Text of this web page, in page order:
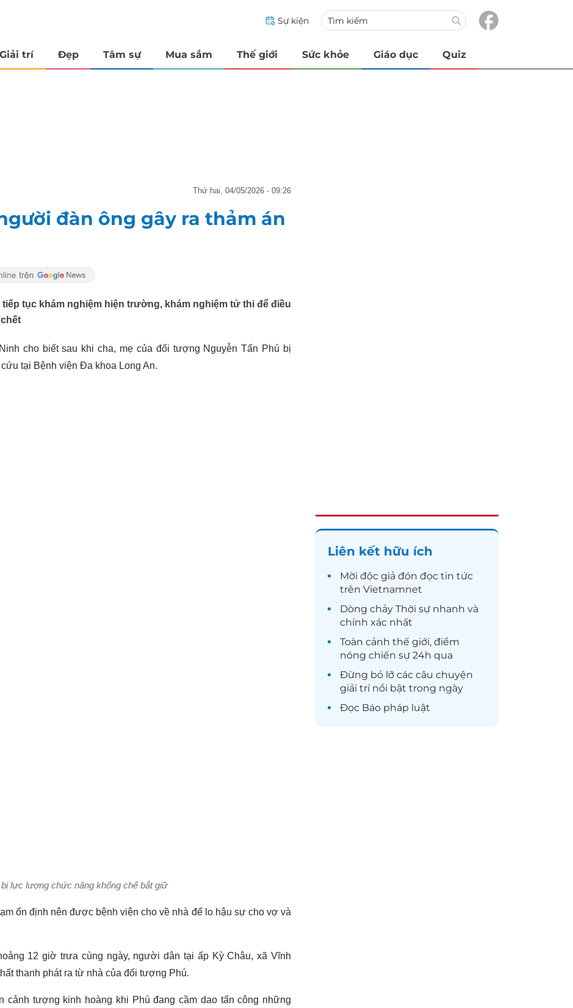
Sự kiện
Giải trí Đẹp Tâm sự Mua sắm Thế giới Sức khỏe Giáo dục Quiz
thứ hai, 04/05/2026 - 09:26
đàn ông gây ra thảm án
tục khám nghiệm hiện trường, khám nghiệm tử thi để điều
cho biết sau khi cha, mẹ của đối tượng Nguyễn Tấn Phú bị
tại Bệnh viện Đa khoa Long An.
lực lượng chức năng khống chế bắt giữ
ổn định nên được bệnh viện cho về nhà để lo hậu sự cho vợ và
12 giờ trưa cùng ngày, người dân tại ấp Kỳ Châu, xã Vĩnh
thanh phát ra từ nhà của đối tượng Phú.
cảnh tượng kinh hoàng khi Phú đang cầm dao tấn công những
Liên kết hữu ích
Mời độc giả đón đọc tin tức
trên Vietnamnet
Dòng chảy Thời sự nhanh và
chính xác nhất
Toàn cảnh thế giới, điểm
nóng chiến sự 24h qua
Đừng bỏ lỡ các câu chuyện
giải trínổi bật trong ngày
Đọc Báo pháp luật